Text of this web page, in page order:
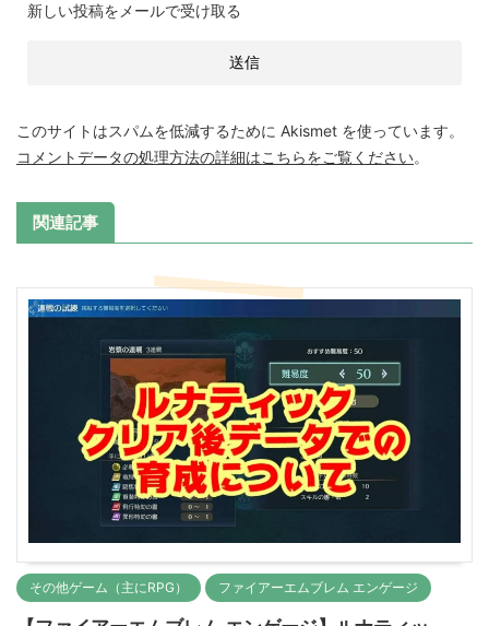
新しい投稿をメールで受け取る
このサイトはスパムを低減するために Akismet を使っています。
コメントデータの処理方法の詳細はこちらをご覧ください。
関連記事
その他ゲーム（主にRPG） ファイアーエムブレム エンゲージ